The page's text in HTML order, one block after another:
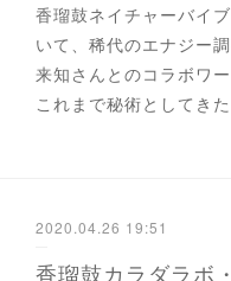
香瑠鼓ネイチャーバイ
いて、稀代のエナジー
来知さんとのコラボワ
これまで秘術としてき
2020.04.26 19:51